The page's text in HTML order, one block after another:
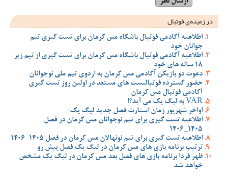
در زمینه‌ی فوتبال
اطلاعیه آکادمی فوتبال باشگاه مس کرمان برای تست گیری تیم
جوانان خود
اطلاعیه آکادمی فوتبال باشگاه مس کرمان برای تست گیری از تیم زیر
18 ساله های خود
دعوت دو بازیکن آکادمی مس کرمان به اردوی تیم ملی نوجوانان
حضور گسترده فوتبالیست های مستعد در اولین روز تست گیری
آکادمی فوتبال مس کرمان
VAR به لیگ یک می آید؟!
اواخر شهریور زمان استارت فصل جدید لیگ یک
اطلاعیه تست گیری برای تیم نوجوانان مس کرمان در فصل
1405_1406
اطلاعیه تست گیری برای تیم نونهالان مس کرمان در فصل 1405-1406
ترتیب برنامه بازی های مس کرمان در لیگ یک فصل پیش رو
ظهر فردا برنامه بازی های فصل بعد مس کرمان در لیگ یک مشخص
خواهد شد